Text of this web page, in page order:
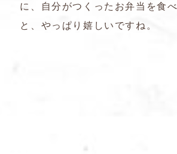
に、自分がつくったお弁当を食
と、やっぱり嬉しいですね。